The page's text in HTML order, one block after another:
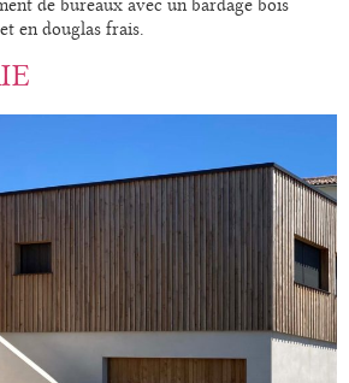
de bureaux avec un bardage bois
en douglas frais.